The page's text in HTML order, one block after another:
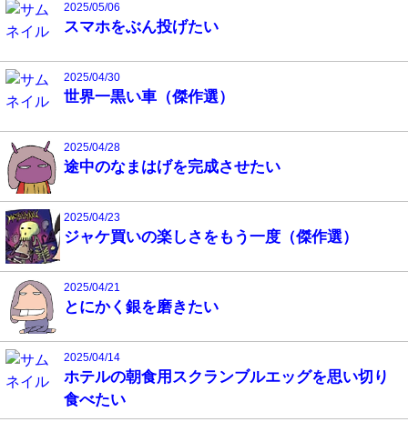
2025/05/06
スマホをぶん投げたい
2025/04/30
世界一黒い車（傑作選）
2025/04/28
途中のなまはげを完成させたい
2025/04/23
ジャケ買いの楽しさをもう一度（傑作選）
2025/04/21
とにかく銀を磨きたい
2025/04/14
ホテルの朝食用スクランブルエッグを思い切り
食べたい